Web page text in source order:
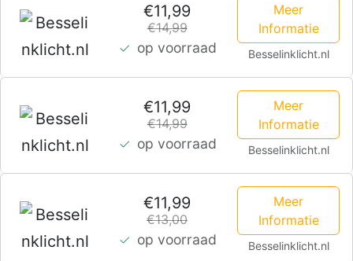
Rond
–
wit
–
IP67
waterdicht
–
€11,99
€14,99
op voorraad
Meer
Informatie
Besselinklicht.nl
€11,99
€14,99
op voorraad
Meer
Informatie
Besselinklicht.nl
€11,99
€13,00
op voorraad
Meer
Informatie
Besselinklicht.nl